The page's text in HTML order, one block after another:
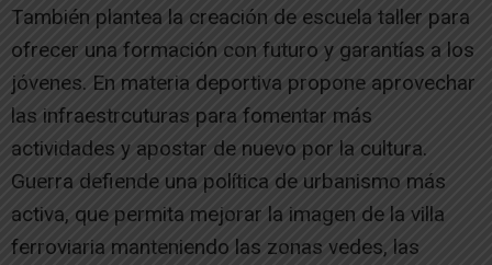
También plantea la creación de escuela taller para
ofrecer una formación con futuro y garantías a los
jóvenes. En materia deportiva propone aprovechar
las infraestrcuturas para fomentar más
actividades y apostar de nuevo por la cultura.
Guerra defiende una política de urbanismo más
activa, que permita mejorar la imagen de la villa
ferroviaria manteniendo las zonas vedes, las